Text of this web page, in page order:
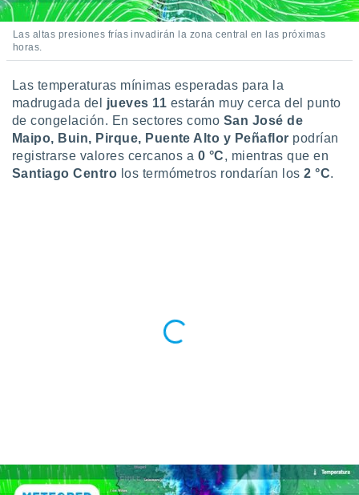
de
a lo que
Para
su
datos
perfiles
Las altas presiones frías invadirán la zona central en las próximas
horas.
Las temperaturas mínimas esperadas para la
madrugada del jueves 11 estarán muy cerca del punto
de congelación. En sectores como San José de
Maipo, Buin, Pirque, Puente Alto y Peñaflor podrían
registrarse valores cercanos a 0 °C, mientras que en
Santiago Centro los termómetros rondarían los 2 °C.